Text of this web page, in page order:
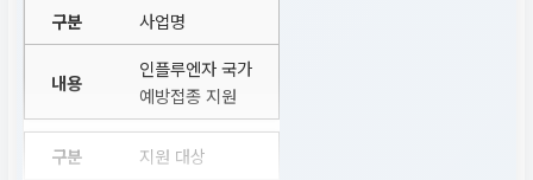
사업명
인플루엔자 국가
예방접종 지원
지원 대상